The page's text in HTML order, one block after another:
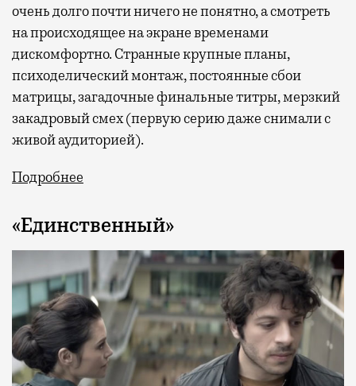
очень долго почти ничего не понятно, а смотреть
на происходящее на экране временами
дискомфортно. Странные крупные планы,
психоделический монтаж, постоянные сбои
матрицы, загадочные финальные титры, мерзкий
закадровый смех (первую серию даже снимали с
живой аудиторией).
Подробнее
«Единственный»